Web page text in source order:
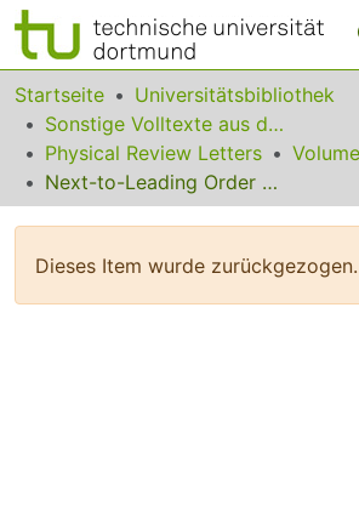
Bereiche & Sammlungen
Das gesamte Repositorium
Statistiken
Startseite
Universitätsbibliothek
Sonstige Volltexte aus dem Bibliotheksangebot
Physical Review Letters
Next-to-Leading Order Results for tt-bar h Production at the Tevatron
Dieses Item wurde zurückgezogen.